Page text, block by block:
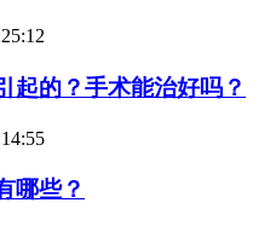
起的？手术能治好吗？
哪些？